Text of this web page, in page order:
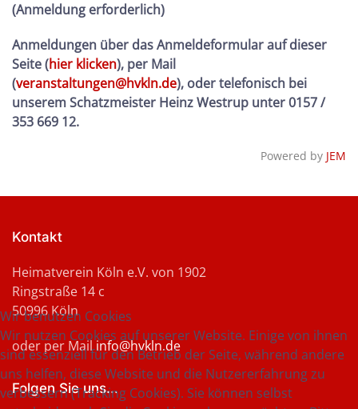
(Anmeldung erforderlich)
Anmeldungen über das Anmeldeformular auf dieser
Seite (hier klicken), per Mail
(veranstaltungen@hvkln.de), oder telefonisch bei
unserem Schatzmeister Heinz Westrup unter 0157 /
353 669 12.
Powered by JEM
Kontakt
Heimatverein Köln e.V. von 1902
Ringstraße 14 c
50996 Köln
oder per Mailinfo@hvkln.de
Folgen Sie uns...
Wir benutzen Cookies
Wir nutzen Cookies auf unserer Website. Einige von ihnen
sind essenziell für den Betrieb der Seite, während andere
uns helfen, diese Website und die Nutzererfahrung zu
verbessern (Tracking Cookies). Sie können selbst